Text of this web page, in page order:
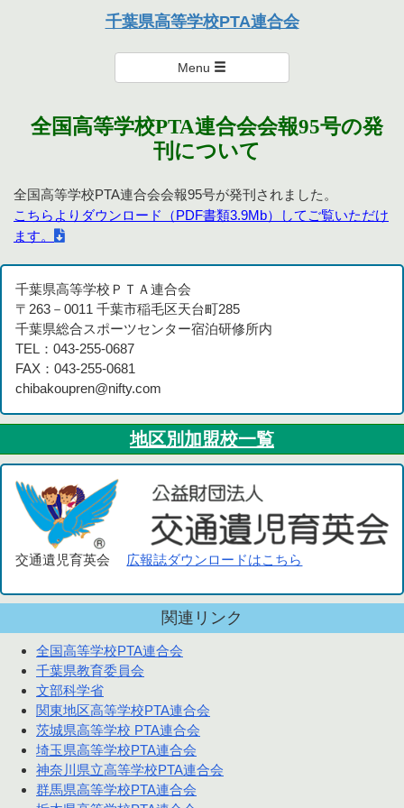
千葉県高等学校PTA連合会
本連合会は、個々を尊重し楽しく支え・励まし合い、達成感のある
す。
千葉県高等学校PTA連合会
Menu
全国高等学校PTA連合会会報95号の発
刊について
全国高等学校PTA連合会会報95号が発刊されました。
こちらよりダウンロード（PDF書類3.9Mb）してご覧いただけ
ます。
千葉県高等学校ＰＴＡ連合会
〒263－0011 千葉市稲毛区天台町285
千葉県総合スポーツセンター宿泊研修所内
TEL：043-255-0687
FAX：043-255-0681
chibakoupren@nifty.com
地区別加盟校一覧
交通遺児育英会 広報誌ダウンロードはこちら
関連リンク
全国高等学校PTA連合会
千葉県教育委員会
文部科学省
関東地区高等学校PTA連合会
茨城県高等学校 PTA連合会
埼玉県高等学校PTA連合会
神奈川県立高等学校PTA連合会
群馬県高等学校PTA連合会